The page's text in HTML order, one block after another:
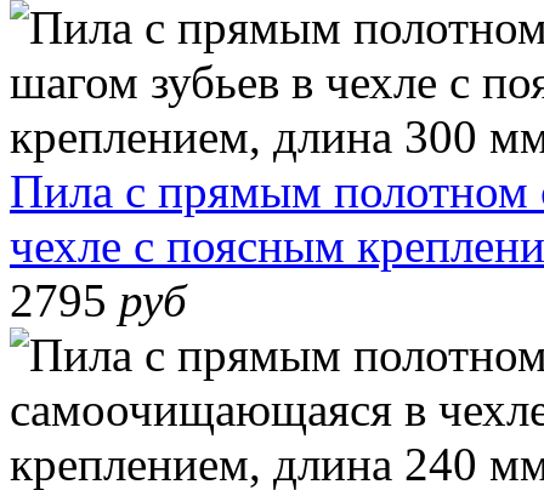
Пила с прямым полотном
чехле с поясным
2795 руб